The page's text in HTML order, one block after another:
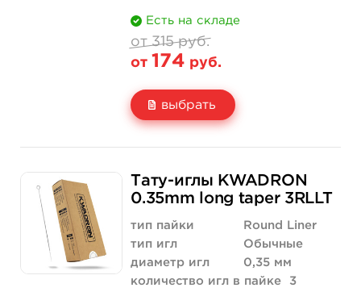
Есть на складе
от 315 руб.
от 174 руб.
выбрать
Цена
Количество
315 руб.
174 руб.
купить
630 руб.
347 руб.
купить
Тату-иглы KWADRON
0.35mm long taper 3RLLT
тип пайки
Round Liner
тип игл
Обычные
диаметр игл
0,35 мм
количество игл в пайке
3